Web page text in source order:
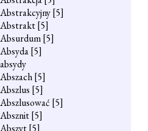
Abstrakcyjny[5]
Abstrakt[5]
Absurdum[5]
Absyda[5]
absydy
Abszach[5]
Abszlus [5]
Abszlusować [5]
Absznit[5]
Abszyt[5]